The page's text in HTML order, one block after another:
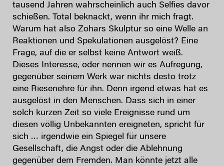
tausend Jahren wahrscheinlich auch Selfies davor
schießen. Total beknackt, wenn ihr mich fragt.
Warum hat also Zohars Skulptur so eine Welle an
Reaktionen und Spekulationen ausgelöst? Eine
Frage, auf die er selbst keine Antwort weiß.
Dieses Interesse, oder nennen wir es Aufregung,
gegenüber seinem Werk war nichts desto trotz
eine Riesenehre für ihn. Denn irgend etwas hat es
ausgelöst in den Menschen. Dass sich in einer
solch kurzen Zeit so viele Ereignisse rund um
diesen völlig Unbekannten ereigneten, spricht für
sich … irgendwie ein Spiegel für unsere
Gesellschaft, die Angst oder die Ablehnung
gegenüber dem Fremden. Man könnte jetzt alle